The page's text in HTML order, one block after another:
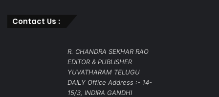
Contact Us :
R. CHANDRA SEKHAR RAO
EDITOR & PUBLISHER
YUVATHARAM TELUGU
DAILY Office Address :- 14-
15/3, INDIRA GANDHI